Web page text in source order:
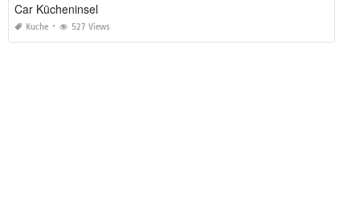
Car Kücheninsel
Kuche 527 Views